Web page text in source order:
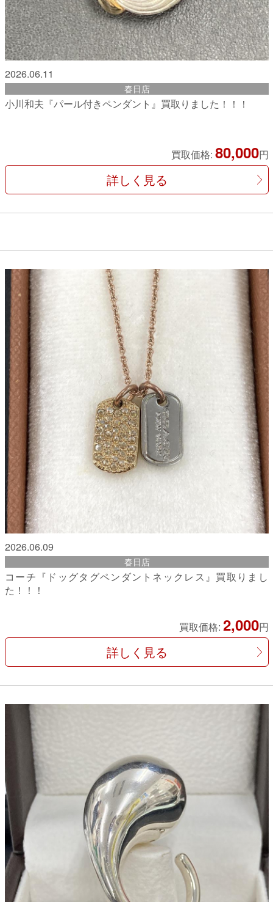
2026.06.11
春日店
小川和夫『パール付きペンダント』買取りました！！！
買取価格: 80,000円
詳しく見る
2026.06.09
春日店
コーチ『ドッグタグペンダントネックレス』買取りまし
た！！！
買取価格: 2,000円
詳しく見る